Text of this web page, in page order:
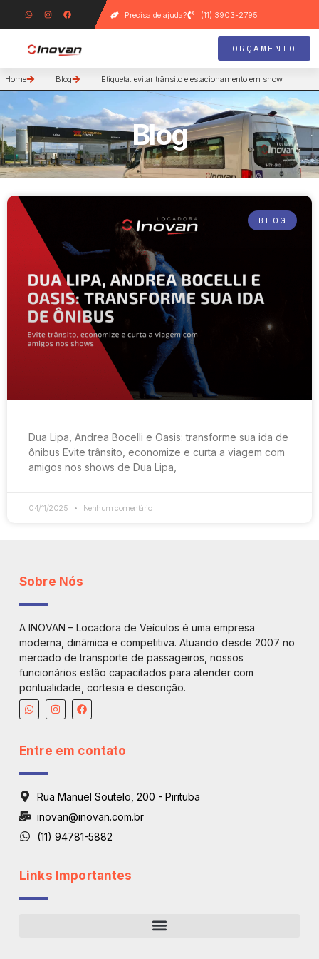
Precisa de ajuda? (11) 3903-2795
ORÇAMENTO
Home Blog Etiqueta: evitar trânsito e estacionamento em show
Blog
BLOG
Dua Lipa, Andrea Bocelli e Oasis: transforme sua ida de
ônibus Evite trânsito, economize e curta a viagem com
amigos nos shows de Dua Lipa,
04/11/2025 Nenhum comentário
Sobre Nós
A INOVAN – Locadora de Veículos é uma empresa
moderna, dinâmica e competitiva. Atuando desde 2007 no
mercado de transporte de passageiros, nossos
funcionários estão capacitados para atender com
pontualidade, cortesia e descrição.
Entre em contato
Rua Manuel Soutelo, 200 - Pirituba
inovan@inovan.com.br
(11) 94781-5882
Links Importantes